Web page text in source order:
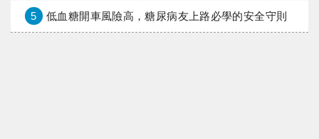
5 低血糖開車風險高，糖尿病友上路必學的安全守則